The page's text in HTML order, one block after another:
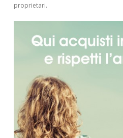
proprietari.